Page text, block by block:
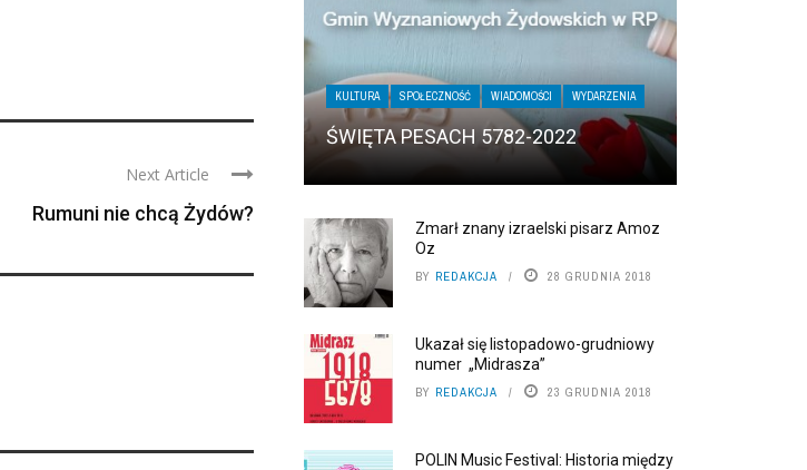
Next Article
Rumuni nie chcą Żydów?
KULTURA SPOŁECZNOŚĆ WIADOMOŚCI WYDARZENIA
ŚWIĘTA PESACH 5782-2022
Zmarł znany izraelski pisarz Amoz
Oz
BY REDAKCJA 28 GRUDNIA 2018
Ukazał się listopadowo-grudniowy
numer „Midrasza”
BY REDAKCJA 23 GRUDNIA 2018
POLIN Music Festival: Historia między